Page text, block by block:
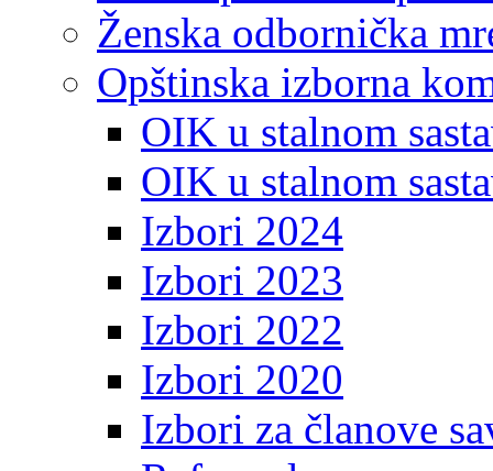
Ženska odbornička
Opštinska izborna
OIK u stalnom
OIK u stalnom
Izbori 2024
Izbori 2023
Izbori 2022
Izbori 2020
Izbori za članove